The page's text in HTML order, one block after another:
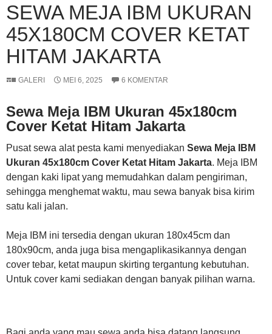
SEWA MEJA IBM UKURAN
45X180CM COVER KETAT
HITAM JAKARTA
GALERI MEI 6, 2025 6 KOMENTAR
Sewa Meja IBM Ukuran 45x180cm
Cover Ketat Hitam Jakarta
Pusat sewa alat pesta kami menyediakan Sewa Meja IBM
Ukuran 45x180cm Cover Ketat Hitam Jakarta. Meja IBM
dengan kaki lipat yang memudahkan dalam pengiriman,
sehingga menghemat waktu, mau sewa banyak bisa kirim
satu kali jalan.
Meja IBM ini tersedia dengan ukuran 180x45cm dan
180x90cm, anda juga bisa mengaplikasikannya dengan
cover tebar, ketat maupun skirting tergantung kebutuhan.
Untuk cover kami sediakan dengan banyak pilihan warna.